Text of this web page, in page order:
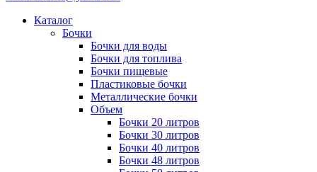
Каталог
Бочки
Бочки для воды
Бочки для топлива
Бочки пищевые
Пластиковые бочки
Металлические бочки
Объем
Бочки 20 литров
Бочки 30 литров
Бочки 40 литров
Бочки 48 литров